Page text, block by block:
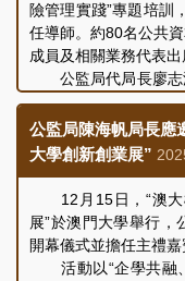
險管理實踐”專題培訓
任導師。約80名公共
成員及相關業務代表出
公監局代局長廖志
財政的利用效益，進
對公共投資決策質量
主要聚焦項目戰略定
通過實踐經驗分享與
及風險管控的理解與
效果。
公監局陳海帆局長應
大學創新創業展”
12月15日，“澳大
展”於澳門大學舉行，
開幕儀式並擔任主禮嘉
活動以“企學共融、